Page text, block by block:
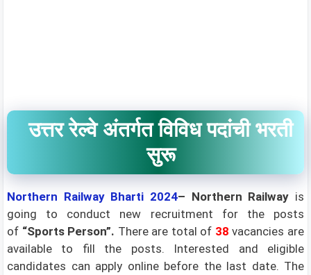
उत्तर रेल्वे अंतर्गत विविध पदांची भरती
सुरू
Northern Railway Bharti 2024– Northern Railway is
going to conduct new recruitment for the posts
of “Sports Person”. There are total of 38 vacancies are
available to fill the posts. Interested and eligible
candidates can apply online before the last date. The